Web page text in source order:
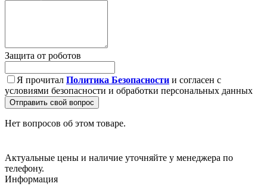
Защита от роботов
Я прочитал Политика Безопасности и согласен с
условиями безопасности и обработки персональных данных
Отправить свой вопрос
Нет вопросов об этом товаре.
Актуальные цены и наличие уточняйте у менеджера по
телефону.
Информация